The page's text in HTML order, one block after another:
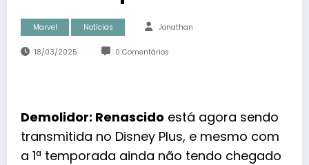
Marvel Notícias Jonathan
18/03/2025 0 Comentários
Demolidor: Renascido está agora sendo
transmitida no Disney Plus, e mesmo com
a 1ª temporada ainda não tendo chegado